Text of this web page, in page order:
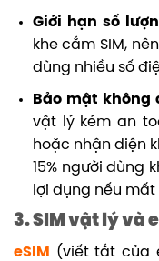
Giới hạn số
khe cắm SIM,
dùng nhiều số
Bảo mật không
vật lý kém an
hoặc nhận diện
15% người dùng
lợi dụng nếu
3. SIM vật lý và
eSIM
(viết tắt của